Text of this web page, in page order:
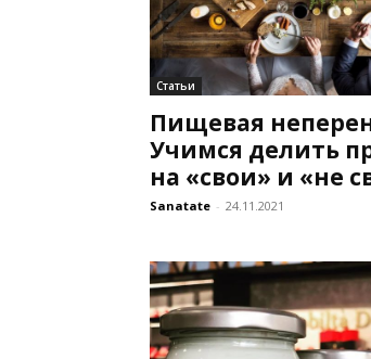
Статьи
Пищевая
Учимся делить
на «свои» и «не
Sanatate - 24.11.2021